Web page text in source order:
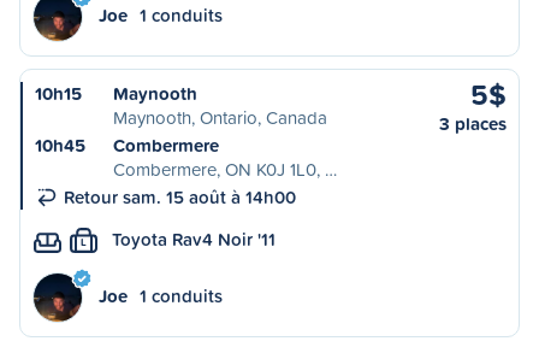
Joe 1 conduits
10h15
Maynooth
Maynooth, Ontario, Canada
10h45
Combermere
Combermere, ON K0J 1L0, …
Retour sam. 15 août à 14h00
5$
3 places
L Toyota Rav4 Noir '11
Joe 1 conduits